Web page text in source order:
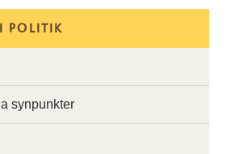
POLITIK
synpunkter